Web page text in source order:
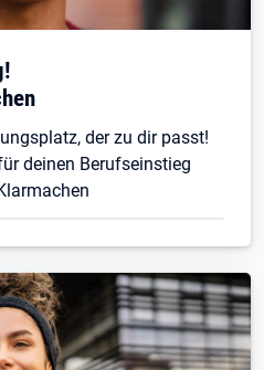
der zu dir passt!
deinen Berufseinstieg